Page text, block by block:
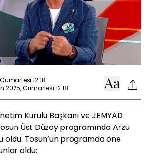
12:18
2025, Cumartesi 12:18
Kurulu Başkanı ve JEMYAD
Üst Düzey programında Arzu
oldu. Tosun’un programda öne
oldu: